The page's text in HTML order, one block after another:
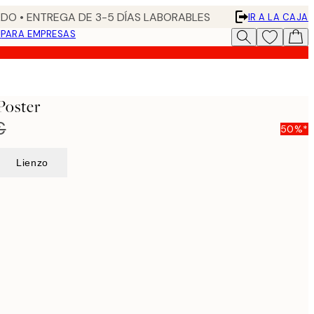
• ENTREGA DE 3-5 DÍAS LABORABLES
IR A LA CAJA
PARA EMPRESAS
50%*
Lienzo